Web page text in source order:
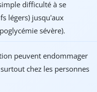
difficulté à se
légers) jusqu'aux
sévère).
peuvent endommager
chez les personnes